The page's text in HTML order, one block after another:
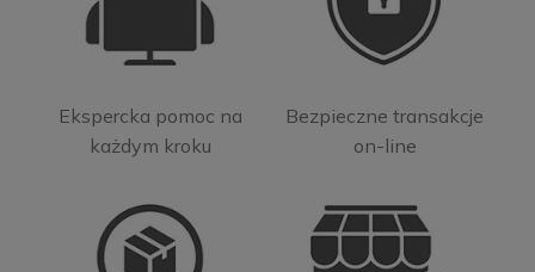
Ekspercka pomoc na
każdym kroku
Bezpieczne transakcje
on-line